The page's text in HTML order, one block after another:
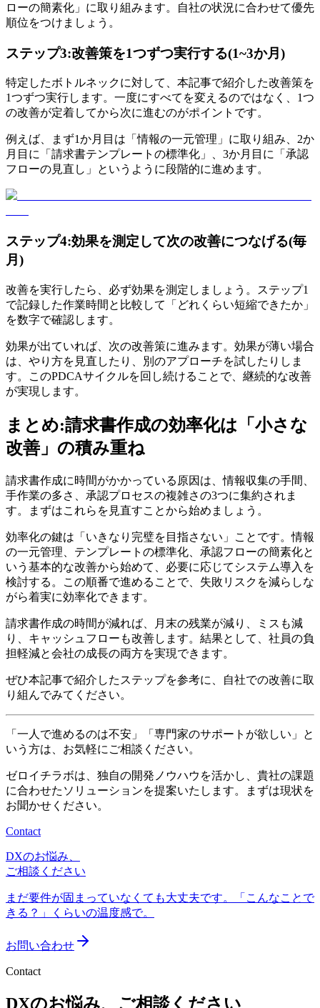
ローの簡素化」に取り組みます。自社の状況に合わせて優先
順位をつけましょう。
ステップ3:改善策を1つずつ実行する(1~3か月)
特定したボトルネックに対して、本記事で紹介した改善策を
1つずつ実行します。一度にすべてを変えるのではなく、1つ
の改善が定着してから次に進むのがポイントです。
例えば、まず1か月目は「情報の一元管理」に取り組み、2か
月目に「請求書テンプレートの標準化」、3か月目に「承認
フローの見直し」というように段階的に進めます。
ステップ4:効果を測定して次の改善につなげる(毎
月)
改善を実行したら、必ず効果を測定しましょう。ステップ1
で記録した作業時間と比較して「どれくらい短縮できたか」
を数字で確認します。
効果が出ていれば、次の改善策に進みます。効果が薄い場合
は、やり方を見直したり、別のアプローチを試したりしま
す。このPDCAサイクルを回し続けることで、継続的な改善
が実現します。
まとめ:請求書作成の効率化は「小さな
改善」の積み重ね
請求書作成に時間がかかっている原因は、情報収集の手間、
手作業の多さ、承認プロセスの複雑さの3つに集約されま
す。まずはこれらを見直すことから始めましょう。
効率化の鍵は「いきなり完璧を目指さない」ことです。情報
の一元管理、テンプレートの標準化、承認フローの簡素化と
いう基本的な改善から始めて、必要に応じてシステム導入を
検討する。この順番で進めることで、失敗リスクを減らしな
がら着実に効率化できます。
請求書作成の時間が減れば、月末の残業が減り、ミスも減
り、キャッシュフローも改善します。結果として、社員の負
担軽減と会社の成長の両方を実現できます。
ぜひ本記事で紹介したステップを参考に、自社での改善に取
り組んでみてください。
「一人で進めるのは不安」「専門家のサポートが欲しい」と
いう方は、お気軽にご相談ください。
ゼロイチラボは、独自の開発ノウハウを活かし、貴社の課題
に合わせたソリューションを提案いたします。まずは現状を
お聞かせください。
Contact
DXのお悩み、
ご相談ください
まだ要件が固まっていなくても大丈夫です。「こんなことで
きる？」くらいの温度感で。
お問い合わせ
Contact
DXのお悩み、ご相談ください